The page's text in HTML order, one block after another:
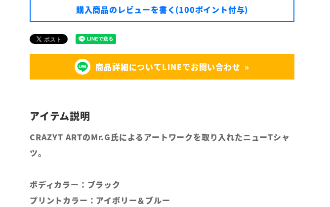
購入商品のレビューを書く(100ポイント付与)
商品詳細についてLINEでお問い合わせ
CRAZYT ARTのMr.G氏によるアートワークを取り入れたニューTシャ
ツ。
ボディカラー：ブラック
プリントカラー：アイボリー＆ブルー